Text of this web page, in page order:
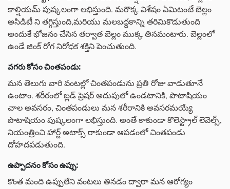
కాల్షియమ్ పుష్కలంగా లభిస్తుంది. మరొక్క విశేషం ఏమిటంటే బెల్లం
అసిడిటీ ని తగ్గిస్తుంది,మరియు మలబద్దకాన్ని తరిమికొడుతుంది
అందుకే భోజనం చేసిన తర్వాత బెల్లం ముక్క తినమంటారు. బెల్లంలో
ఉండే జింక్ రోగ నిరోధక శక్తిని పెంచుతుంది.
వగరు కోసం చింతపండు:
మన తెలుగు వారి వంటల్లో చింతపండును ప్రతి రోజు వాడుతూనే
ఉంటాం. శరీరంలో బ్లడ్ ప్రెషర్ అదుపులో ఉండటానికి, పొటాషియం
చాల అవసరం, చింతపండులు మన శరీరానికి అవసరమయ్యే
పొటాషియం పుష్కలంగా లభిస్తుంది. అంతే కాకుండా కొలెస్ట్రాల్ లెవెల్స్,
నియంత్రించి హార్ట్ అటాక్స్ రాకుండా ఆపడంలో చింతపండు
దోహదపడుతుంది.
ఉప్పాదనం కోసం ఉప్పు:
కొంత మంది ఉప్పులేని వంటలు తినడం ద్వారా మన ఆరోగ్యం